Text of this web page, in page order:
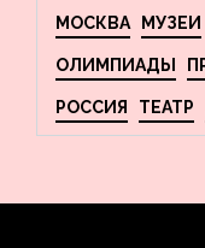
МОСКВА МУЗЕИ
ОЛИМПИАДЫ
РОССИЯ ТЕАТР